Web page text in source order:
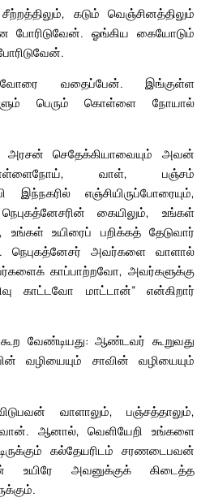
கடும் வெஞ்சினத்திலும்
போரிடுவேன். ஓங்கிய கையோடும்
வதைப்பேன். இங்குள்ள
பெரும் கொள்ளை நோயால்
செதேக்கியாவையும் அவன்
வாள், பஞ்சம்
இந்நகரில் எஞ்சியிருப்போரையும்,
கையிலும், உங்கள்
உயிரைப் பறிக்கத் தேடுவார்
நெபுகத்னேசர் அவர்களை வாளால்
காப்பாற்றவோ, அவர்களுக்கு
காட்டவோ மாட்டான்” என்கிறார்
வேண்டியது: ஆண்டவர் கூறுவது
வழியையும் சாவின் வழியையும்
வாளாலும், பஞ்சத்தாலும்,
ஆனால், வெளியேறி உங்களை
கல்தேயரிடம் சரணடைபவன்
உயிரே அவனுக்குக் கிடைத்த